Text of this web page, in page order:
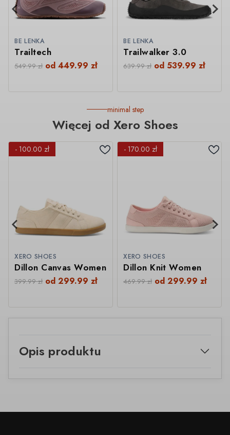
BE LENKA
Trailtech
549.99zł od449.99zł
BE LENKA
Trailwalker 3.0
639.99zł od 539.99zł
minimal step
Więcej od Xero Shoes
- 100.00 zł
XERO SHOES
Dillon Canvas Women
399.99zł od299.99zł
- 170.00 zł
XERO SHOES
Dillon Knit Women
469.99zł od299.99zł
Opis produktu